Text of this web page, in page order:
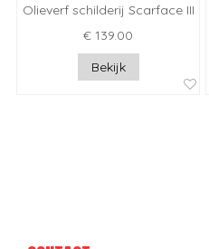
Olieverf schilderij Scarface III
€ 139.00
Bekijk